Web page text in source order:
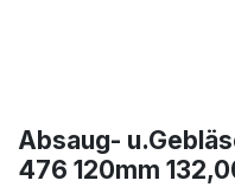
Absaug-
476 120mm